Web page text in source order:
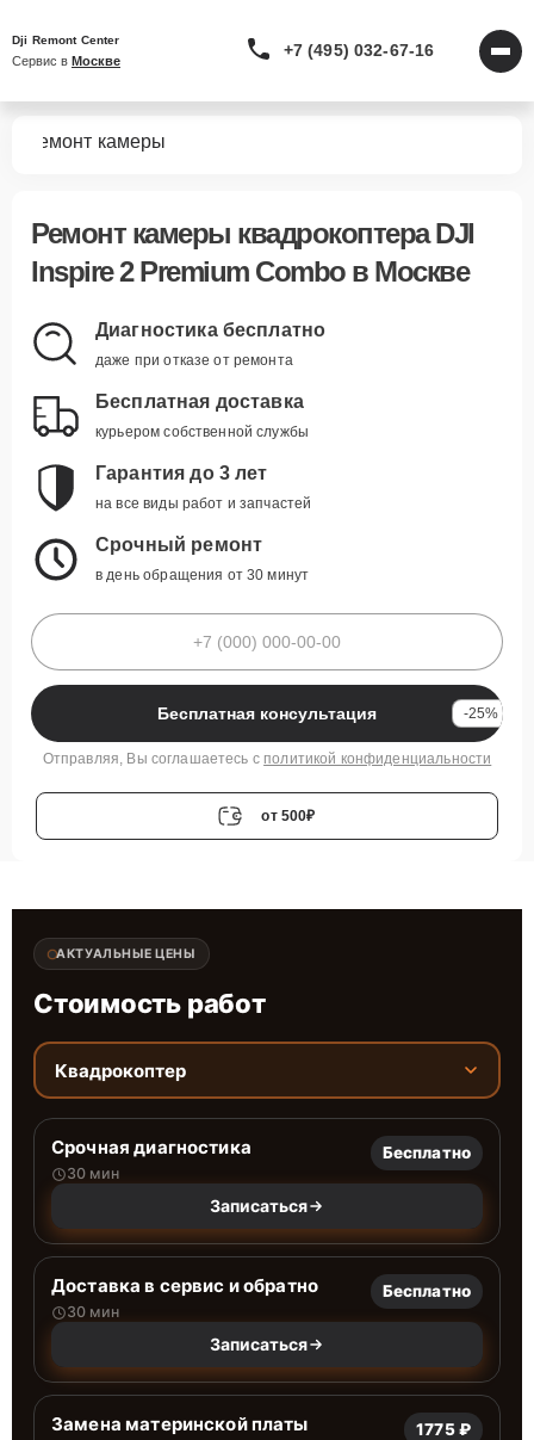
Dji Remont Center
Сервис в Москве
+7 (495) 032-67-16
Ремонт камеры
Ремонт камеры квадрокоптера DJI
Inspire 2 Premium Combo в Москве
Диагностика бесплатно
даже при отказе от ремонта
Бесплатная доставка
курьером собственной службы
Гарантия до 3 лет
на все виды работ и запчастей
Срочный ремонт
в день обращения от 30 минут
Бесплатная консультация -25%
Отправляя, Вы соглашаетесь с политикой конфиденциальности
от 500₽
АКТУАЛЬНЫЕ ЦЕНЫ
Стоимость работ
Квадрокоптер
Срочная диагностика
30 мин
Бесплатно
Записаться
Доставка в сервис и обратно
30 мин
Бесплатно
Записаться
Замена материнской платы 1775 ₽